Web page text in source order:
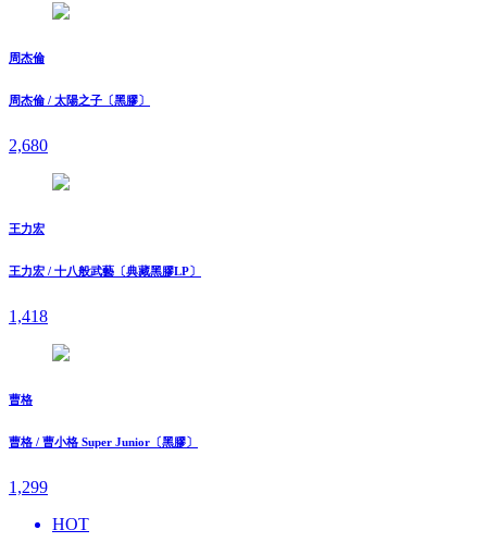
周杰倫
周杰倫 / 太陽之子〔黑膠〕
2,680
王力宏
王力宏 / 十八般武藝〔典藏黑膠LP〕
1,418
曹格
曹格 / 曹小格 Super Junior〔黑膠〕
1,299
HOT